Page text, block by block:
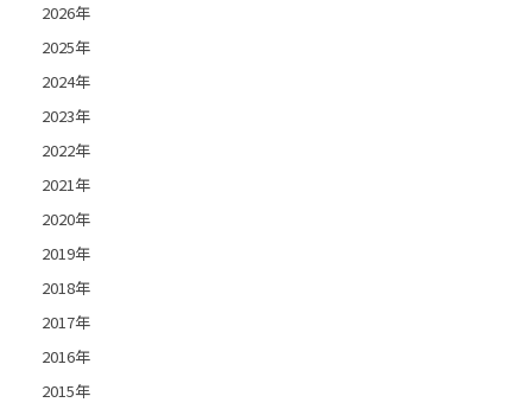
2026年
2025年
2024年
2023年
2022年
2021年
2020年
2019年
2018年
2017年
2016年
2015年